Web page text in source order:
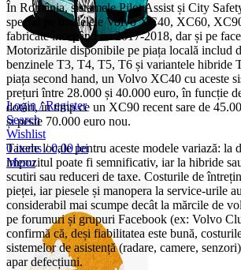
Login / Register
Search
Wishlist
0items / 0,00lei
Menu
În România, sistemele Pilot Assist și City
special pe modelele Volvo XC40, XC60,
fabricate începând cu 2017-2018, dar și pe
Motorizările disponibile pe piața locală includ
benzinele T3, T4, T5, T6 și variantele hibride
piața second hand, un Volvo XC40 cu aceste
prețuri între 28.000 și 40.000 euro, în funcție
dotări, în timp ce un XC90 recent sare de
și peste 70.000 euro nou.
Taxele locale pentru aceste modele variază: la
impozitul poate fi semnificativ, iar la hibride
scutiri sau reduceri de taxe. Costurile de
pieței, iar piesele și manopera la service-urile
considerabil mai scumpe decât la mărcile de
pe forumuri și grupuri Facebook (ex: Volvo
confirmă că, deși fiabilitatea este bună,
sistemelor de asistență (radare, camere,
apar defecțiuni.